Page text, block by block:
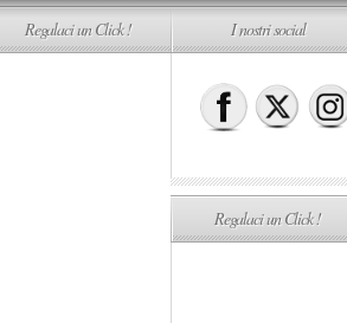
Regalaci un Click ! I nostri social
Regalaci un Click !